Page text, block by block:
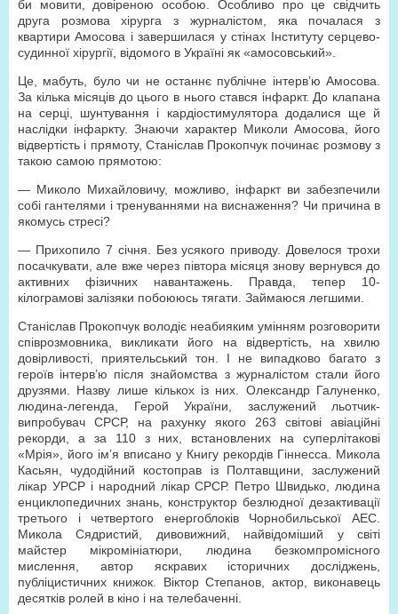
би мовити, довіреною особою. Особливо про це свідчить
друга розмова хірурга з журналістом, яка почалася з
квартири Амосова і завершилася у стінах Інституту серцево-
судинної хірургії, відомого в Україні як «амосовський».
Це, мабуть, було чи не останнє публічне інтерв’ю Амосова.
За кілька місяців до цього в нього стався інфаркт. До клапана
на серці, шунтування і кардіостимулятора додалися ще й
наслідки інфаркту. Знаючи характер Миколи Амосова, його
відвертість і прямоту, Станіслав Прокопчук починає розмову з
такою самою прямотою:
— Миколо Михайловичу, можливо, інфаркт ви забезпечили
собі гантелями і тренуваннями на виснаження? Чи причина в
якомусь стресі?
— Прихопило 7 січня. Без усякого приводу. Довелося трохи
посачкувати, але вже через півтора місяця знову вернувся до
активних фізичних навантажень. Правда, тепер 10-
кілограмові залізяки побоююсь тягати. Займаюся легшими.
Станіслав Прокопчук володіє неабияким умінням розговорити
співрозмовника, викликати його на відвертість, на хвилю
довірливості, приятельський тон. І не випадково багато з
героїв інтерв’ю після знайомства з журналістом стали його
друзями. Назву лише кількох із них. Олександр Галуненко,
людина-легенда, Герой України, заслужений льотчик-
випробувач СРСР, на рахунку якого 263 світові авіаційні
рекорди, а за 110 з них, встановлених на суперлітакові
«Мрія», його ім’я вписано у Книгу рекордів Гіннесса. Микола
Касьян, чудодійний костоправ із Полтавщини, заслужений
лікар УРСР і народний лікар СРСР. Петро Швидько, людина
енциклопедичних знань, конструктор безлюдної дезактивації
третього і четвертого енергоблоків Чорнобильської АЕС.
Микола Сядристий, дивовижний, найвідоміший у світі
майстер мікромініатюри, людина безкомпромісного
мислення, автор яскравих історичних досліджень,
публіцистичних книжок. Віктор Степанов, актор, виконавець
десятків ролей в кіно і на телебаченні.